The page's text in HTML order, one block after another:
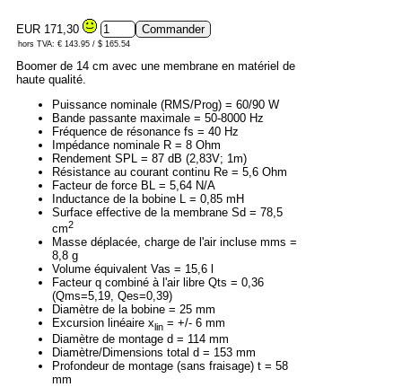
EUR 171,30
hors TVA: € 143.95 / $ 165.54
Boomer de 14 cm avec une membrane en matériel de
haute qualité.
Puissance nominale (RMS/Prog) = 60/90 W
Bande passante maximale = 50-8000 Hz
Fréquence de résonance fs = 40 Hz
Impédance nominale R = 8 Ohm
Rendement SPL = 87 dB (2,83V; 1m)
Résistance au courant continu Re = 5,6 Ohm
Facteur de force BL = 5,64 N/A
Inductance de la bobine L = 0,85 mH
Surface effective de la membrane Sd = 78,5
cm2
Masse déplacée, charge de l'air incluse mms =
8,8 g
Volume équivalent Vas = 15,6 l
Facteur q combiné à l'air libre Qts = 0,36
(Qms=5,19, Qes=0,39)
Diamètre de la bobine = 25 mm
Excursion linéaire xlin = +/- 6 mm
Diamètre de montage d = 114 mm
Diamètre/Dimensions total d = 153 mm
Profondeur de montage (sans fraisage) t = 58
mm